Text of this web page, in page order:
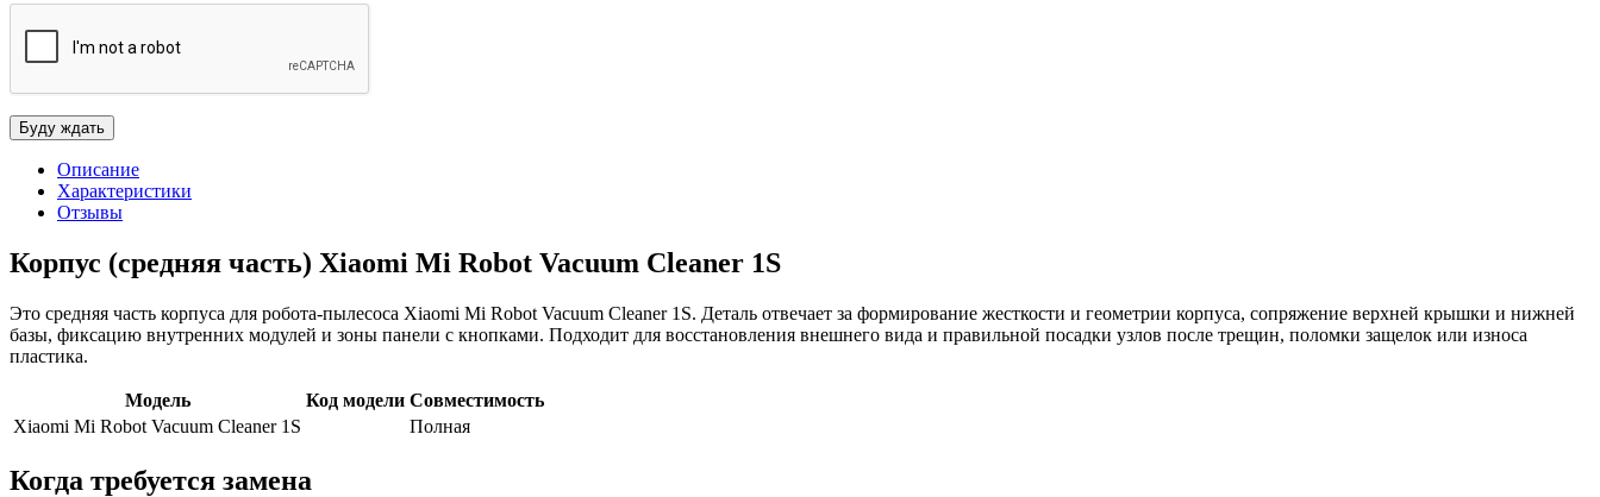
Описание
Характеристики
Отзывы
Корпус (средняя часть) Xiaomi Mi Robot Vacuum Cleaner 1S
Это средняя часть корпуса для робота-пылесоса Xiaomi Mi Robot Vacuum Cleaner 1S. Деталь отвечает за формирование жесткости и геометрии корпуса, сопряжение верхней крышки и нижней
базы, фиксацию внутренних модулей и зоны панели с кнопками. Подходит для восстановления внешнего вида и правильной посадки узлов после трещин, поломки защелок или износа
пластика.
Модель Код модели Совместимость
Xiaomi Mi Robot Vacuum Cleaner 1S
Полная
Когда требуется замена